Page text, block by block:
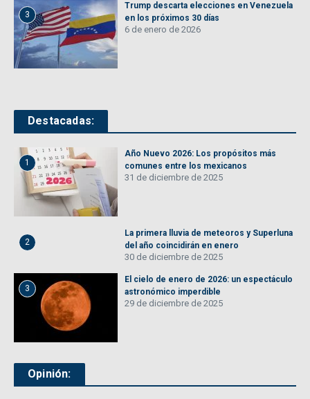
3
Trump descarta elecciones en Venezuela
en los próximos 30 días
6 de enero de 2026
Destacadas:
1
Año Nuevo 2026: Los propósitos más
comunes entre los mexicanos
31 de diciembre de 2025
2
La primera lluvia de meteoros y Superluna
del año coincidirán en enero
30 de diciembre de 2025
3
El cielo de enero de 2026: un espectáculo
astronómico imperdible
29 de diciembre de 2025
Opinión: